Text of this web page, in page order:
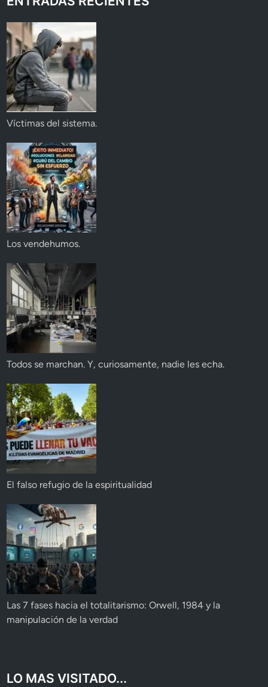
Víctimas del sistema.
Los vendehumos.
Todos se marchan. Y, curiosamente, nadie les echa.
El falso refugio de la espiritualidad
Las 7 fases hacia el totalitarismo: Orwell, 1984 y la
manipulación de la verdad
LO MAS VISITADO...